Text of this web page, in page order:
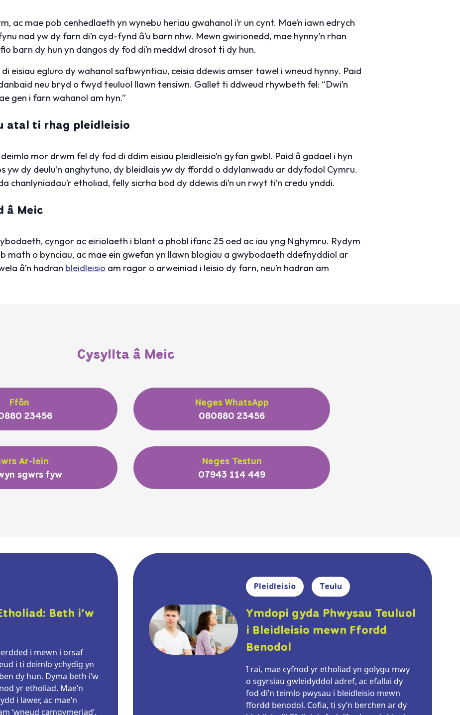
ac mae pob cenhedlaeth yn wynebu heriau gwahanol i’r un cynt. Mae’n iawn edrych
nad yw dy farn di’n cyd-fynd â’u barn nhw. Mewn gwirionedd, mae hynny’n rhan
barn dy hun yn dangos dy fod di’n meddwl drosot ti dy hun.
eisiau egluro dy wahanol safbwyntiau, ceisia ddewis amser tawel i wneud hynny. Paid
neu bryd o fwyd teuluol llawn tensiwn. Gallet ti ddweud rhywbeth fel: “Dwi’n
gen i farn wahanol am hyn.”
atal ti rhag pleidleisio
mor drwm fel dy fod di ddim eisiau pleidleisio’n gyfan gwbl. Paid â gadael i hyn
yw dy deulu’n anghytuno, dy bleidlais yw dy ffordd o ddylanwadu ar ddyfodol Cymru.
chanlyniadau’r etholiad, felly sicrha bod dy ddewis di’n un rwyt ti’n credu ynddi.
â Meic
cyngor ac eiriolaeth i blant a phobl ifanc 25 oed ac iau yng Nghymru. Rydym
math o bynciau, ac mae ein gwefan yn llawn blogiau a gwybodaeth ddefnyddiol ar
â’n hadran bleidleisio am ragor o arweiniad i leisio dy farn, neu’n hadran am
Cysyllta â Meic
Ffôn
23456
Neges WhatsApp
080880 23456
Ar-lein
sgwrs fyw
Neges Testun
07943 114 449
Beth i’w
i mewn i orsaf
i ti deimlo ychydig yn
dy hun. Dyma beth i’w
yr etholiad. Mae’n
i lawer, ac mae’n
‘wneud camgymeriad’.
Pleidleisio Teulu
Ymdopi gyda Phwysau Teuluol
i Bleidleisio mewn Ffordd
Benodol
I rai, mae cyfnod yr etholiad yn golygu mwy
o sgyrsiau gwleidyddol adref, ac efallai dy
fod di’n teimlo pwysau i bleidleisio mewn
ffordd benodol. Cofia, ti sy’n berchen ar dy